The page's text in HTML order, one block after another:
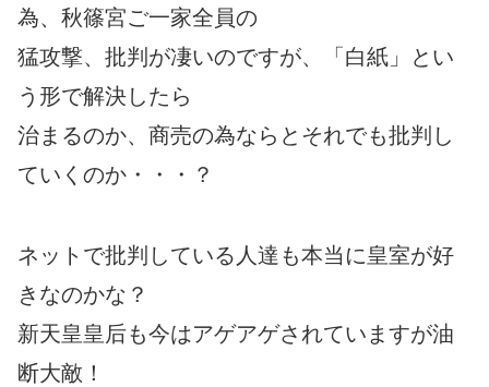
為、秋篠宮ご一家全員の
猛攻撃、批判が凄いのですが、「白紙」とい
う形で解決したら
治まるのか、商売の為ならとそれでも批判し
ていくのか・・・？
ネットで批判している人達も本当に皇室が好
きなのかな？
新天皇皇后も今はアゲアゲされていますが油
断大敵！